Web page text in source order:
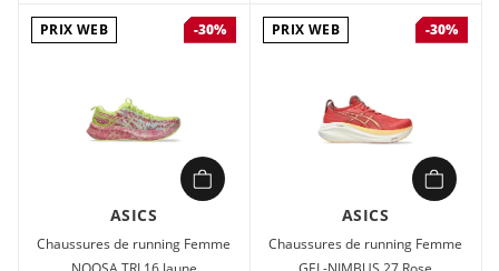
PRIX WEB -30%
ASICS
Chaussures de running Femme
PRIX WEB -30%
ASICS
Chaussures de running Femme